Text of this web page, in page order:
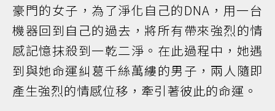
豪門的女子，為了淨化自己的DNA，用一台
機器回到自己的過去，將所有帶來強烈的情
感記憶抹殺到一乾二淨。在此過程中，她遇
到與她命運糾葛千絲萬縷的男子，兩人隨即
產生強烈的情感位移，牽引著彼此的命運。